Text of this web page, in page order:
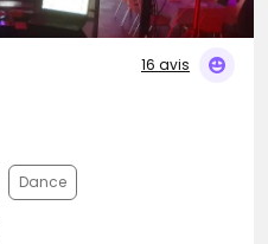
16 avis
Dance